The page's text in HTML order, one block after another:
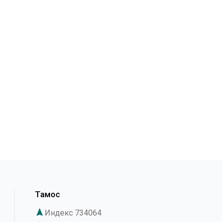
Тамос
navigation Индекс 734064